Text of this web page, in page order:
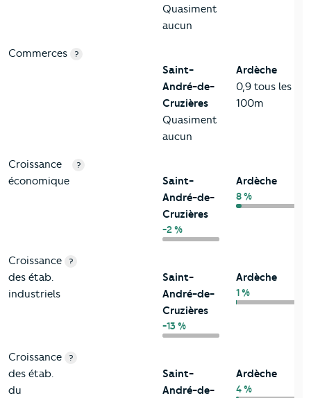
Quasiment
aucun
Commerces ?
Saint-
André-de-
Cruzières
Quasiment
aucun
Ardèche
0,9 tous les
100m
Croissance
économique
?
Saint-
André-de-
Cruzières
-2 %
Ardèche
8 %
Croissance
des étab.
industriels
?
Saint-
André-de-
Cruzières
-13 %
Ardèche
1 %
Croissance
des étab.
du
?
Saint-
André-de-
Ardèche
4 %